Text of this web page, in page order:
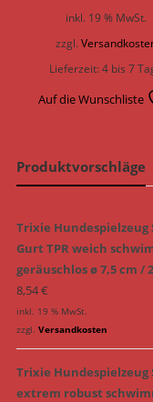
Preis
inkl. 19 % MwSt.
zzgl.
Lieferzeit:4 bis 7
Auf die Wunschliste
Produktvorschläge
Trixie Hundespielzeug
Gurt TPR weich
geräuschlos ø 7,5 cm /
8,54€
inkl. 19 % MwSt.
zzgl. Versandkosten
Trixie Hundespielzeug
extrem robust